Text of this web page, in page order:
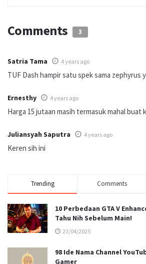
Comments 3
Satria Tama 4 years ago
TUF Dash hampir satu spek sama zephyrus
Ernesthy 4 years ago
Harga 15 jutaan masih termasuk mahal buat
Juliansyah Saputra 4 years ago
Keren sih ini
Trending Comments
10 Perbedaan GTA V
Tahu Nih Sebelum Main!
23/04/2025
98 Ide Nama Channel
Gamer